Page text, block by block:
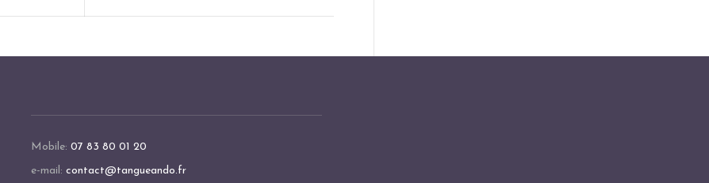
Mobile: 07 83 80 01 20
e-mail: contact@tangueando.fr